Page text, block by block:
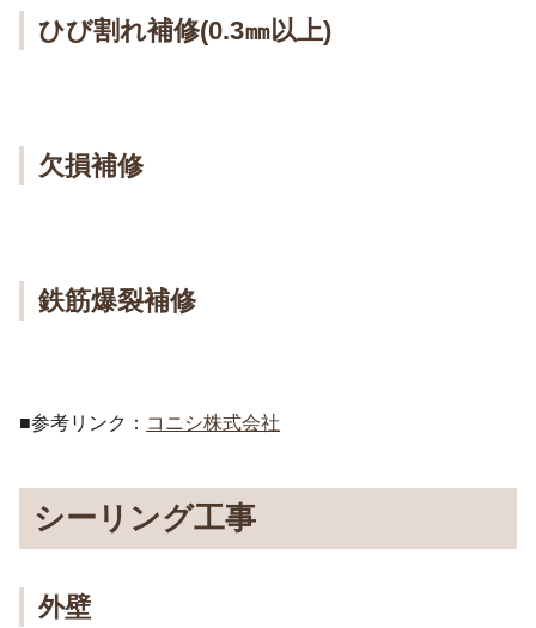
ひび割れ補修(0.3㎜以上)
欠損補修
鉄筋爆裂補修
■参考リンク： コニシ株式会社
シーリング工事
外壁